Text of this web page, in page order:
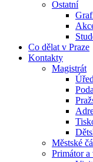
Ostatní
Co dělat v Praze
Kontakty
Magistrát
Městské
Primátor a